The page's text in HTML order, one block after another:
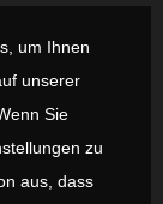
um Ihnen
unserer
Sie
zu
aus, dass